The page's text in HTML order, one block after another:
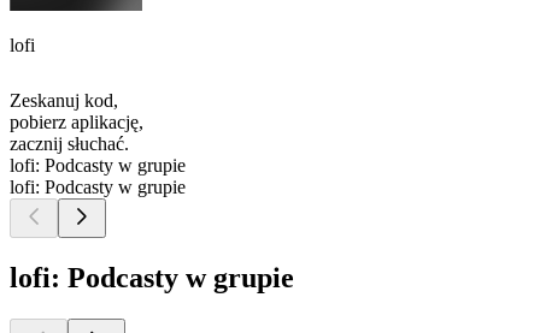
lofi
Zeskanuj kod,
pobierz aplikację,
zacznij słuchać.
lofi: Podcasty w grupie
lofi: Podcasty w grupie
lofi: Podcasty w grupie